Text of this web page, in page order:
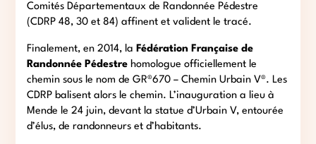
Comités Départementaux de Randonnée Pédestre
(CDRP 48, 30 et 84) affinent et valident le tracé.
Finalement, en 2014, la Fédération Française de
Randonnée Pédestre homologue officiellement le
chemin sous le nom de GR®670 – Chemin Urbain V®. Les
CDRP balisent alors le chemin. L’inauguration a lieu à
Mende le 24 juin, devant la statue d’Urbain V, entourée
d’élus, de randonneurs et d’habitants.